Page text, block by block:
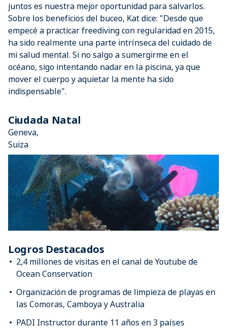
juntos es nuestra mejor oportunidad para salvarlos.
Sobre los beneficios del buceo, Kat dice: "Desde que
empecé a practicar freediving con regularidad en 2015,
ha sido realmente una parte intrínseca del cuidado de
mi salud mental. Si no salgo a sumergirme en el
océano, sigo intentando nadar en la piscina, ya que
mover el cuerpo y aquietar la mente ha sido
indispensable".
Ciudada Natal
Geneva,
Suiza
Logros Destacados
2,4 millones de visitas en el canal de Youtube de
Ocean Conservation
Organización de programas de limpieza de playas en
las Comoras, Camboya y Australia
PADI Instructor durante 11 años en 3 países